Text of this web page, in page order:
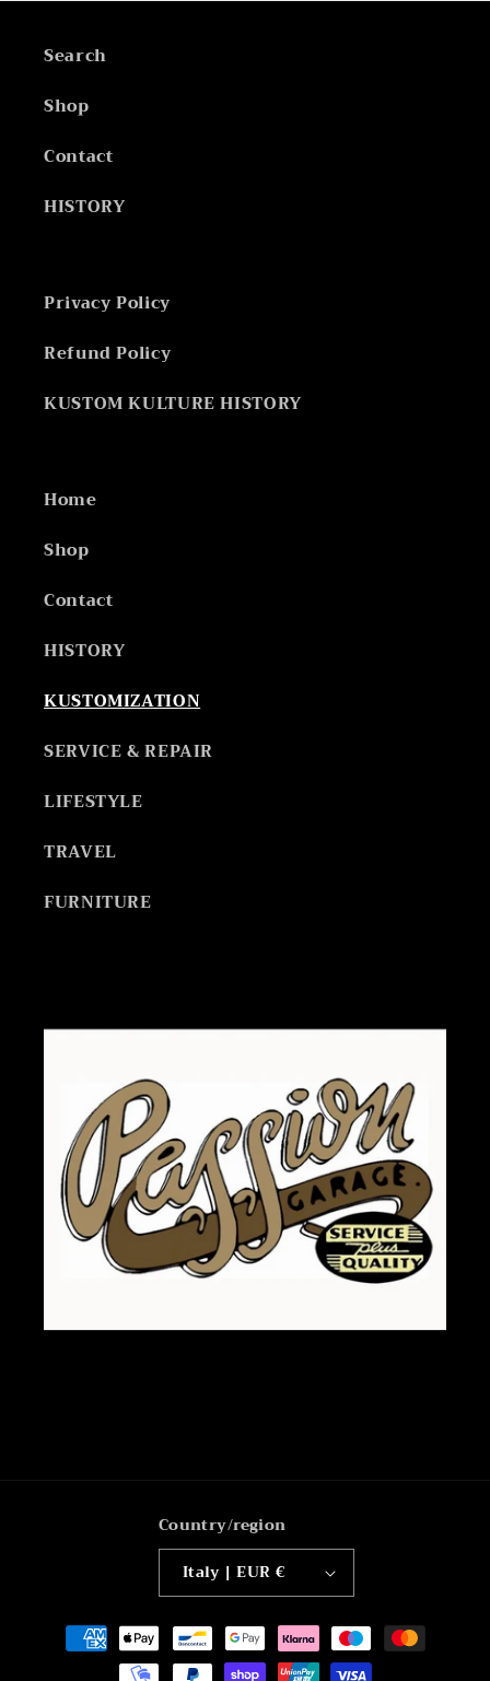
Search
Shop
Contact
HISTORY
Privacy Policy
Refund Policy
KUSTOM KULTURE HISTORY
Home
Shop
Contact
HISTORY
KUSTOMIZATION
SERVICE & REPAIR
LIFESTYLE
TRAVEL
FURNITURE
Country/region
Italy | EUR €
Payment
methods